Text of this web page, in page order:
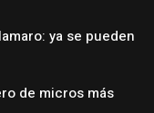
ya se pueden
de micros más